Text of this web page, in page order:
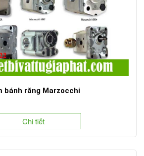
bánh răng Marzocchi
Chi tiết